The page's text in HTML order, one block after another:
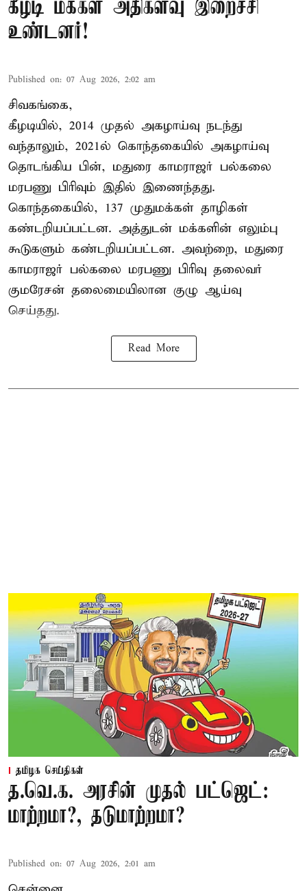
கீழடி மக்கள் அதிகளவு இறைச்சி
உண்டனர்!
Published on: 07 Aug 2026, 2:02 am
சிவகங்கை,
கீழடியில், 2014 முதல் அகழாய்வு நடந்து
வந்தாலும், 2021ல் கொந்தகையில் அகழாய்வு
தொடங்கிய பின், மதுரை காமராஜர் பல்கலை
மரபணு பிரிவும் இதில் இணைந்தது.
கொந்தகையில், 137 முதுமக்கள் தாழிகள்
கண்டறியப்பட்டன. அத்துடன் மக்களின் எலும்பு
கூடுகளும் கண்டறியப்பட்டன. அவற்றை, மதுரை
காமராஜர் பல்கலை மரபணு பிரிவு தலைவர்
குமரேசன் தலைமையிலான குழு ஆய்வு
செய்தது.
Read More
தமிழக செய்திகள்
த.வெ.க. அரசின் முதல் பட்ஜெட்:
மாற்றமா?, தடுமாற்றமா?
Published on: 07 Aug 2026, 2:01 am